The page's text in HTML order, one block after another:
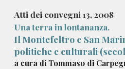
Atti dei convegni 13, 2008
Una terra in lontananza.
Il Montefeltro e San
politiche e culturali
a cura di Tommaso di